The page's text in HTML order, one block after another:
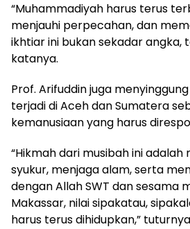
“Muhammadiyah harus terus
menjauhi perpecahan, dan
ikhtiar ini bukan sekadar angka,
katanya.
Prof. Arifuddin juga
terjadi di Aceh dan Sumatera
kemanusiaan yang harus
“Hikmah dari musibah ini
syukur, menjaga alam, serta
dengan Allah SWT dan sesama
Makassar, nilai sipakatau,
harus terus dihidupkan,”